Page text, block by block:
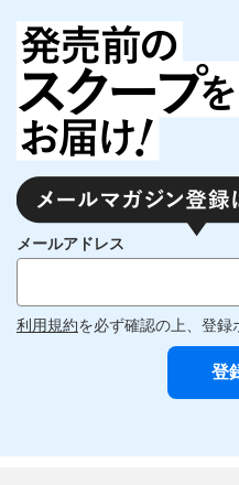
メールアドレス
利用規約を必ず確認の上、登録